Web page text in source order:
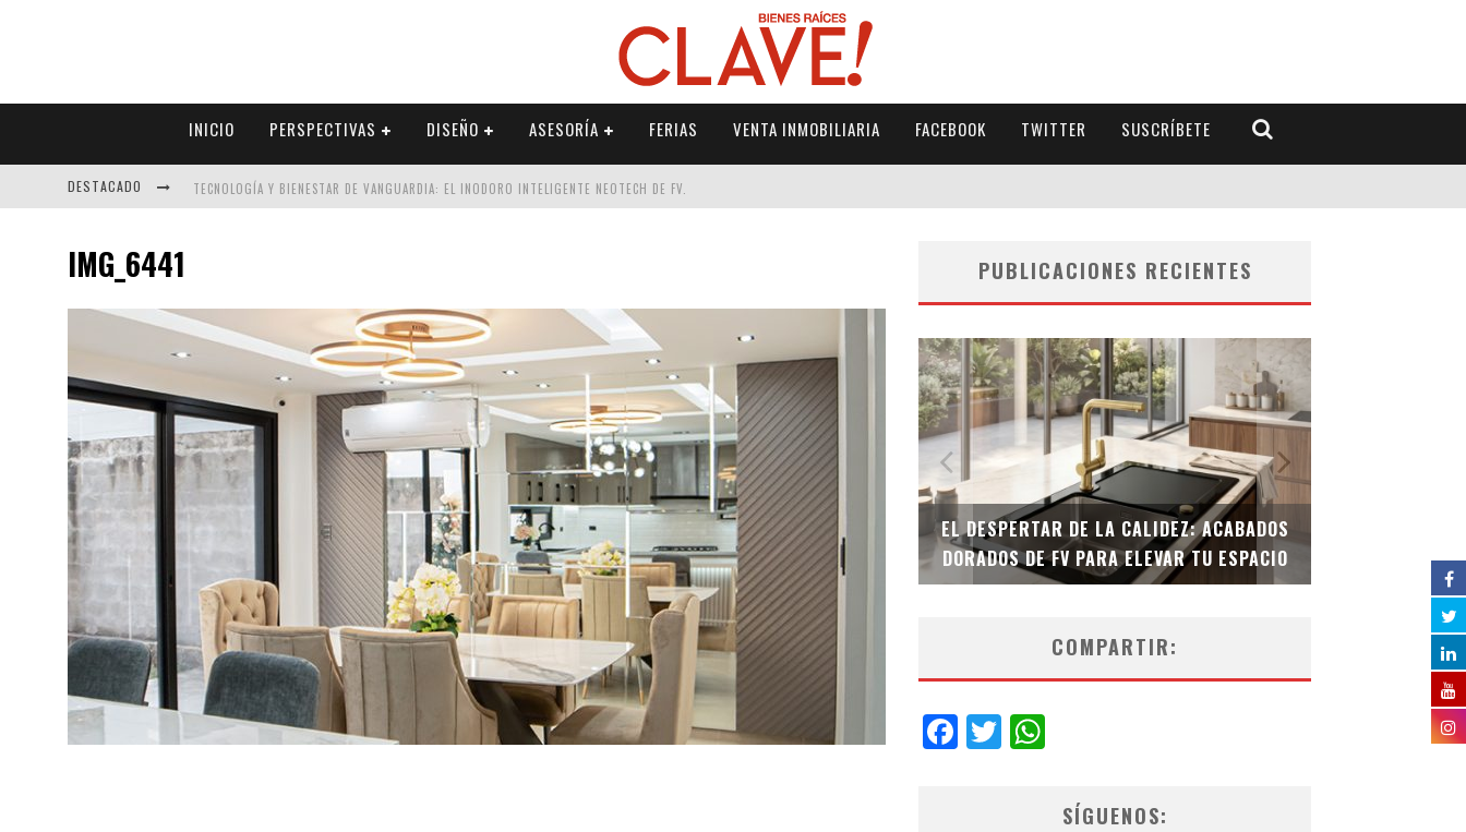
INICIO PERSPECTIVAS DISEÑO ASESORÍA FERIAS VENTA INMOBILIARIA FACEBOOK TWITTER SUSCRÍBETE
DESTACADO TECNOLOGÍA Y BIENESTAR DE VANGUARDIA: EL INODORO INTELIGENTE NEOTECH DE FV.
EL DESPERTAR DE LA CALIDEZ: ACABADOS DORADOS DE FV PARA ELEVAR TU ESPACIO
IMG_6441 PUBLICACIONES RECIENTES
SAINT-GOBAIN IMPTEK – XI CONVENCIÓN
INTERNACIONAL
EL DESPERTAR DE LA CALIDEZ: ACABADOS
DORADOS DE FV PARA ELEVAR TU ESPACIO
EL INODORO
COMPARTIR:
Facebook
Twitter
SÍGUENOS: